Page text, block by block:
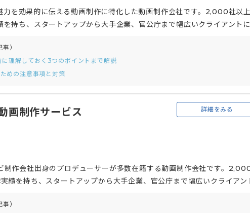
を効果的に伝える動画制作に特化した動画制作会社です。2,000社以
持ち、スタートアップから大手企業、官公庁まで幅広いクライアントに
画から制作、配信までを一貫してサポートすることで、クライアントの
らに、独自のビジネスモデルにより高品質な動画を低価格で提供し、短
えています。プルークスは単なる動画制作にとどまらず、クライアント
）
理解しておく3つのポイントまで解説
めの注意事項と対策
画制作サービス 詳細をみる
作会社出身のプロデューサーが多数在籍する動画制作会社です。
績を持ち、スタートアップから大手企業、官公庁まで幅広いクライアン
ターによるコンサルティングから企画、制作、配信後の効果検証まで、
）